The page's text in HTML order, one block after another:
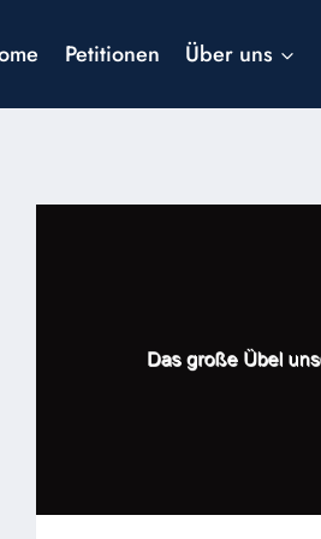
Petitionen Über uns